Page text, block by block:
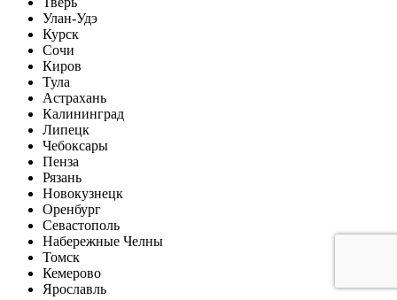
Улан-Удэ
Курск
Сочи
Киров
Тула
Астрахань
Калининград
Липецк
Чебоксары
Пенза
Рязань
Новокузнецк
Оренбург
Севастополь
Набережные Челны
Томск
Кемерово
Ярославль